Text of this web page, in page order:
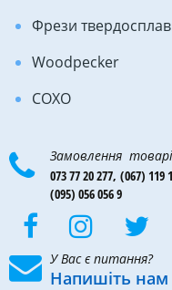
Фрези
Woodpecker
COXO
Замовлення
073 77 20 277, (067) 119
(095) 056 056 9
У Вас є питання?
Напишіть нам